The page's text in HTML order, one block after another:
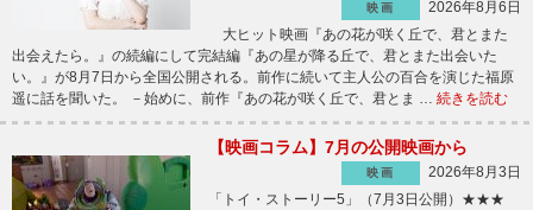
映画
2026年8月6日
大ヒット映画『あの花が咲く丘で、君とまた
出会えたら。』の続編にして完結編『あの星が降る丘で、君とまた出会いた
い。』が8月7日から全国公開される。前作に続いて主人公の百合を演じた福原
遥に話を聞いた。 －始めに、前作『あの花が咲く丘で、君とま … 続きを読む
【映画コラム】7月の公開映画から
映画
2026年8月3日
「トイ・ストーリー5」（7月3日公開）★★★